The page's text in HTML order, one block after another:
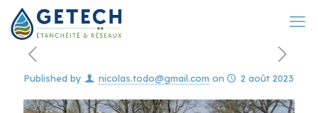
Published by nicolas.todo@gmail.com on 2 août 2023